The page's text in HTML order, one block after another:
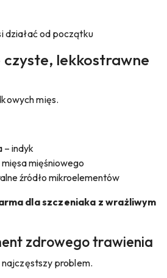
działać od początku
czyste, lekkostrawne
mięs.
– indyk
mięśniowego
źródło mikroelementów
dla szczeniaka z wrażliwym
zdrowego trawienia
problem.